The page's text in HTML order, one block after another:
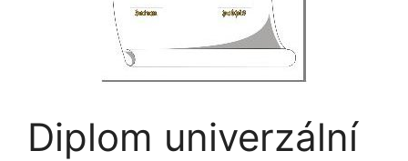
Diplom univerzální